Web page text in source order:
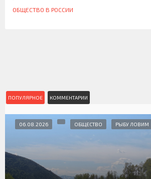
ОБЩЕСТВО В РОССИИ
ПОПУЛЯРНОЕ КОММЕНТАРИИ
06.08.2026 ОБЩЕСТВО РЫБУ ЛОВИМ